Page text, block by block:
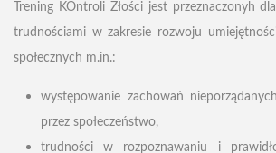
Trening KOntroli Złości jest przeznaczonyh
trudnościami w zakresie rozwoju
społecznych m.in.:
występowanie zachowań
przez społeczeństwo,
trudności w rozpoznawaniu i